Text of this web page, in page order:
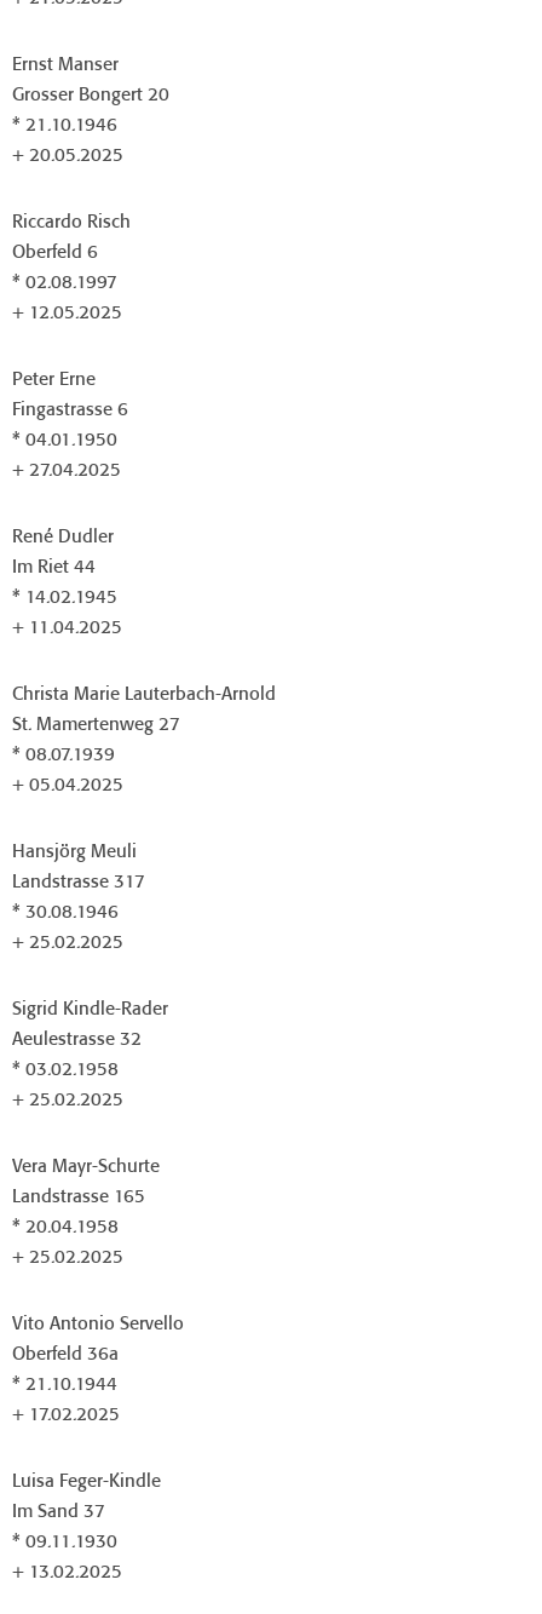
Ernst Manser
Grosser Bongert 20
* 21.10.1946
+ 20.05.2025
Riccardo Risch
Oberfeld 6
* 02.08.1997
+ 12.05.2025
Peter Erne
Fingastrasse 6
* 04.01.1950
+ 27.04.2025
René Dudler
Im Riet 44
* 14.02.1945
+ 11.04.2025
Christa Marie Lauterbach-Arnold
St. Mamertenweg 27
* 08.07.1939
+ 05.04.2025
Hansjörg Meuli
Landstrasse 317
* 30.08.1946
+ 25.02.2025
Sigrid Kindle-Rader
Aeulestrasse 32
* 03.02.1958
+ 25.02.2025
Vera Mayr-Schurte
Landstrasse 165
* 20.04.1958
+ 25.02.2025
Vito Antonio Servello
Oberfeld 36a
* 21.10.1944
+ 17.02.2025
Luisa Feger-Kindle
Im Sand 37
* 09.11.1930
+ 13.02.2025